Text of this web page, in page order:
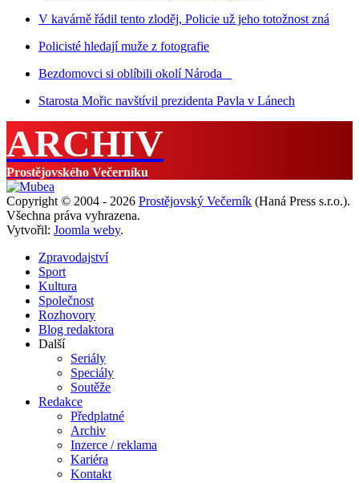
V kavárně řádil tento zloděj, Policie už jeho totožnost zná
Policisté hledají muže z fotografie
Bezdomovci si oblíbili okolí Národa
Starosta Mořic navštívil prezidenta Pavla v Lánech
ARCHIV
Prostějovského Večerníku
Copyright © 2004 - 2026 Prostějovský Večerník (Haná Press s.r.o.).
Všechna práva vyhrazena.
Vytvořil: Joomla weby.
Zpravodajství
Sport
Kultura
Společnost
Rozhovory
Blog redaktora
Další
Seriály
Speciály
Soutěže
Redakce
Předplatné
Archiv
Inzerce / reklama
Kariéra
Kontakt